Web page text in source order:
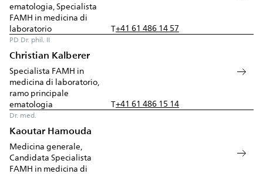
ematologia, Specialista
FAMH in medicina di
laboratorio
T+41 61 486 14 57
PD Dr. phil. II
Christian Kalberer
Specialista FAMH in
medicina di laboratorio,
ramo principale
ematologia
T+41 61 486 15 14
Dr. med.
Kaoutar Hamouda
Medicina generale,
Candidata Specialista
FAMH in medicina di